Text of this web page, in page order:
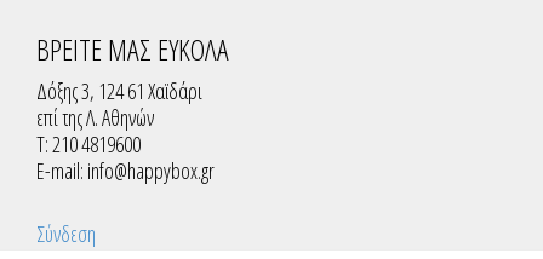
ΒΡΕΙΤΕ ΜΑΣ ΕΥΚΟΛΑ
Δόξης 3, 124 61 Χαϊδάρι
επί της Λ. Αθηνών
T: 210 4819600
E-mail: info@happybox.gr
Σύνδεση